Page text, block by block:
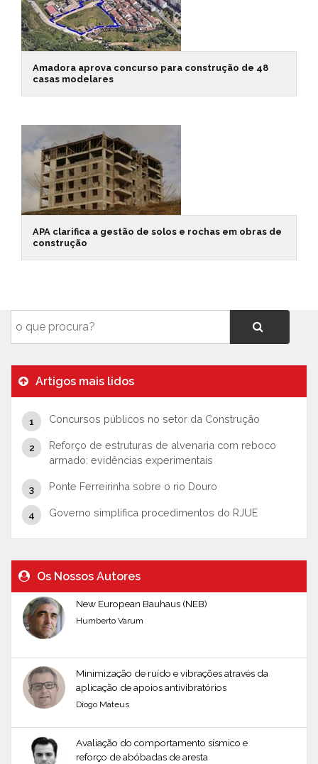
Amadora aprova concurso para construção de 48
casas modelares
APA clarifica a gestão de solos e rochas em obras de
construção
Artigos mais lidos
Concursos públicos no setor da Construção
Reforço de estruturas de alvenaria com reboco
armado: evidências experimentais
Ponte Ferreirinha sobre o rio Douro
Governo simplifica procedimentos do RJUE
Os Nossos Autores
New European Bauhaus (NEB)
Humberto Varum
Minimização de ruído e vibrações através da
aplicação de apoios antivibratórios
Diogo Mateus
Avaliação do comportamento sísmico e
reforço de abóbadas de aresta